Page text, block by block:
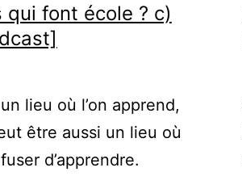
qui font école ? c)
lieu où l’on apprend,
être aussi un lieu où
d’apprendre.